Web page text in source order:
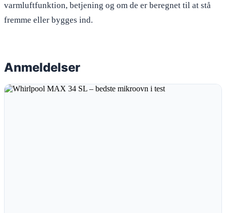
varmluftfunktion, betjening og om de er beregnet til at stå
fremme eller bygges ind.
Anmeldelser